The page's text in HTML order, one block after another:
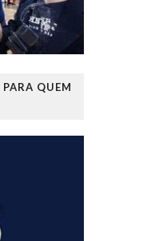
QUEM